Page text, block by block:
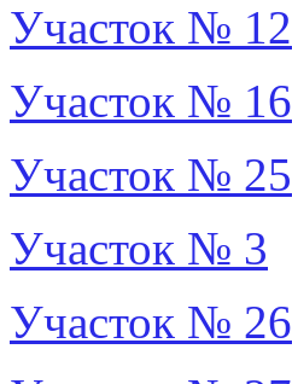
Участок № 12
Участок № 16
Участок № 25
Участок № 3
Участок № 26